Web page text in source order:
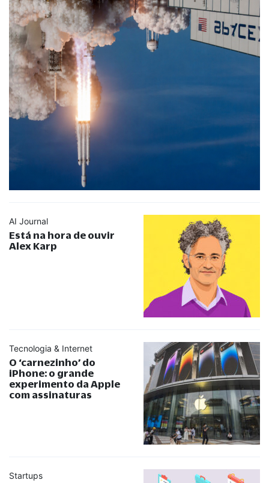
AI Journal
Está na hora de ouvir
Alex Karp
Tecnologia & Internet
O ‘carnezinho’ do
iPhone: o grande
experimento da Apple
com assinaturas
Startups